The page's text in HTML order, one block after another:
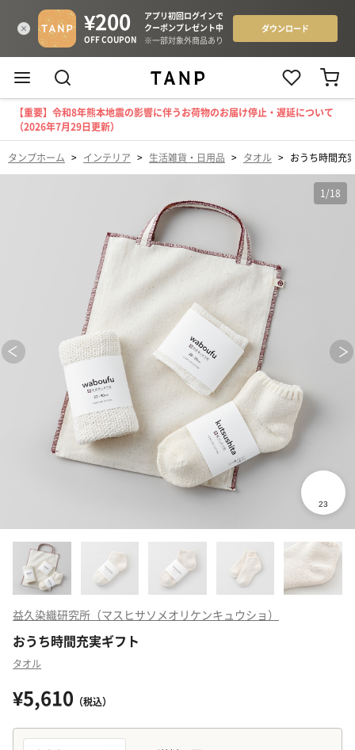
【重要】令和8年熊本地震の影響に伴うお荷物のお届け停止・遅延について
（2026年7月29日更新）
タンプホーム > インテリア > 生活雑貨・日用品 > タオル > おうち時間充
1 /18
益久染織研究所（マスヒサソメオリケンキュウショ）
おうち時間充実ギフト
タオル
¥5,610 （税込）